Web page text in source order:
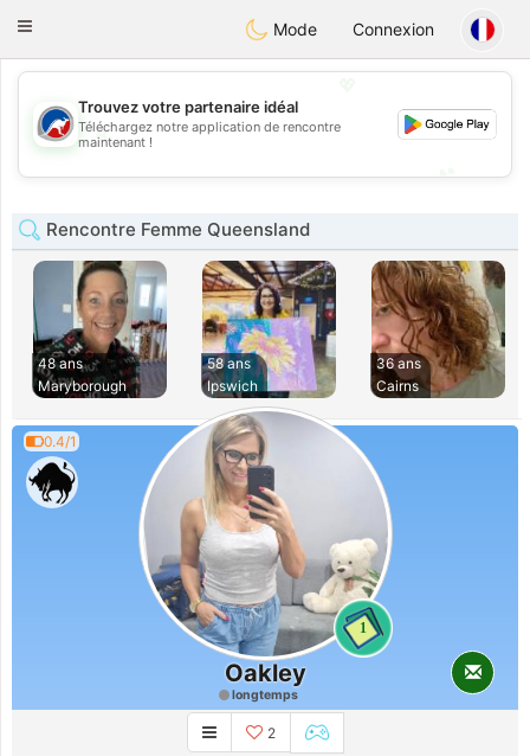
AustraliaChat
Toggle
Mode Connexion
💖
💕
Trouvez votre partenaire idéal
Téléchargez notre application de rencontre
maintenant !
Rencontre Femme Queensland
48 ans
Maryborough
58 ans
Ipswich
36 ans
Cairns
0.4/1
1
Oakley
longtemps
2